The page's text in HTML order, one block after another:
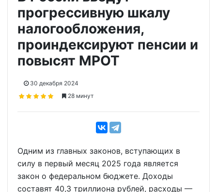
прогрессивную шкалу
налогообложения,
проиндексируют пенсии и
повысят МРОТ
30 декабря 2024
28 минут
Одним из главных законов, вступающих в
силу в первый месяц 2025 года является
закон о федеральном бюджете. Доходы
составят 40,3 триллиона рублей, расходы —